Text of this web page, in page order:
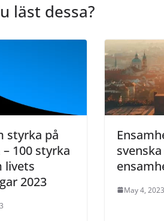
läst dessa?
styrka på
– 100 styrka
livets
2023
May 4, 2023